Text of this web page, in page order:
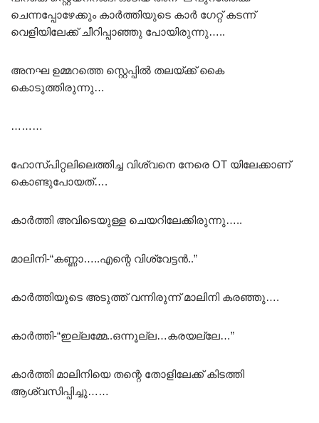
ചെന്നപ്പോഴേക്കും കാർത്തിയുടെ കാർ ഗേറ്റ് കടന്ന്
വെളിയിലേക്ക് ചീറിപ്പാഞ്ഞു പോയിരുന്നു…..
അനഘ ഉമ്മറത്തെ സ്റ്റെപ്പിൽ തലയ്ക്ക് കൈ
കൊടുത്തിരുന്നു…
………
ഹോസ്പിറ്റലിലെത്തിച്ച വിശ്വനെ നേരെ OT യിലേക്കാണ്
കൊണ്ടുപോയത്….
കാർത്തി അവിടെയുള്ള ചെയറിലേക്കിരുന്നു…..
മാലിനി-“കണ്ണാ…..എന്റെ വിശ്വേട്ടൻ..”
കാർത്തിയുടെ അടുത്ത് വന്നിരുന്ന് മാലിനി കരഞ്ഞു….
കാർത്തി-“ഇല്ലമ്മേ..ഒന്നൂല്ല…കരയല്ലേ…”
കാർത്തി മാലിനിയെ തന്റെ തോളിലേക്ക് കിടത്തി
ആശ്വസിപ്പിച്ചു……